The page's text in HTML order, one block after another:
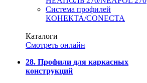
Система профилей
КОНЕКТА/CONECTA
Каталоги
Смотреть онлайн
28. Профили для каркасных
конструкций